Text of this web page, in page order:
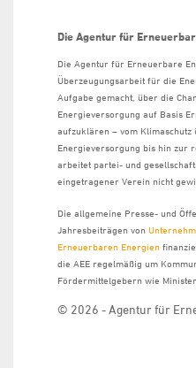
Die Agentur für
Die Agentur für Erneuerbare
Überzeugungsarbeit für die
Aufgabe gemacht, über die
Energieversorgung auf Basis
aufzuklären – vom Klimaschutz
Energieversorgung bis hin zur
arbeitet partei- und
eingetragener Verein nicht
Die allgemeine Presse- und
Jahresbeiträgen von
Erneuerbaren Energien
die AEE regelmäßig um
Fördermittelgebern wie
© 2026 - Agentur für